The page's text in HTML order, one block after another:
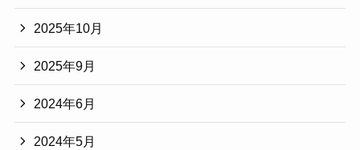
2025年10月
2025年9月
2024年6月
2024年5月